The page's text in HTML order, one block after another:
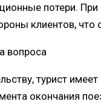
потери.
клиентов,
вопроса
турист
окончания